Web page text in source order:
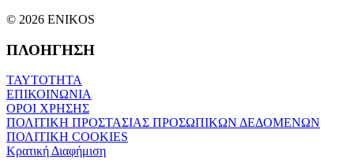
© 2026 ENIKOS
ΠΛΟΗΓΗΣΗ
ΤΑΥΤΟΤΗΤΑ
ΕΠΙΚΟΙΝΩΝΙΑ
ΟΡΟΙ ΧΡΗΣΗΣ
ΠΟΛΙΤΙΚΗ ΠΡΟΣΤΑΣΙΑΣ ΠΡΟΣΩΠΙΚΩΝ ΔΕΔΟΜΕΝΩΝ
ΠΟΛΙΤΙΚΗ COOKIES
Κρατική Διαφήμιση